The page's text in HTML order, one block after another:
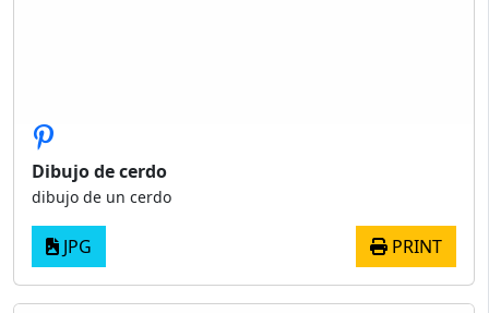
Dibujo de cerdo
dibujo de un cerdo
JPG PRINT